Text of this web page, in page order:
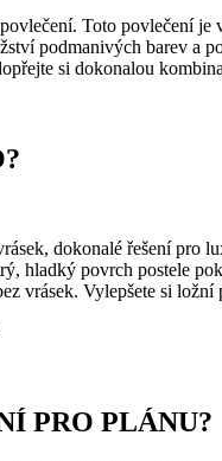
Toto povlečení
podmanivých barev a
si dokonalou
dokonalé řešení
hladký povrch postele
vrásek. Vylepšete si ložní
PRO PLÁNU?